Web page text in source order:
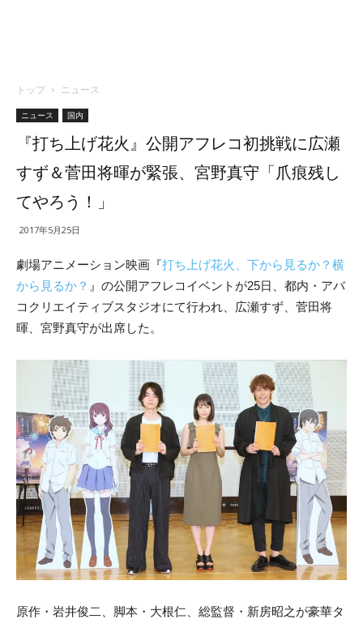
トップ ニュース
ニュース 国内
『打ち上げ花火』公開アフレコ初挑戦に広瀬
すず＆菅田将暉が緊張、宮野真守「爪痕残し
てやろう！」
2017年5月25日
劇場アニメーション映画『打ち上げ花火、下から見るか？横
から見るか？ 』の公開アフレコイベントが25日、都内・アバ
コクリエイティブスタジオにて行われ、広瀬すず、菅田将
暉、宮野真守が出席した。
原作・岩井俊二、脚本・大根仁、総監督・新房昭之が豪華タ